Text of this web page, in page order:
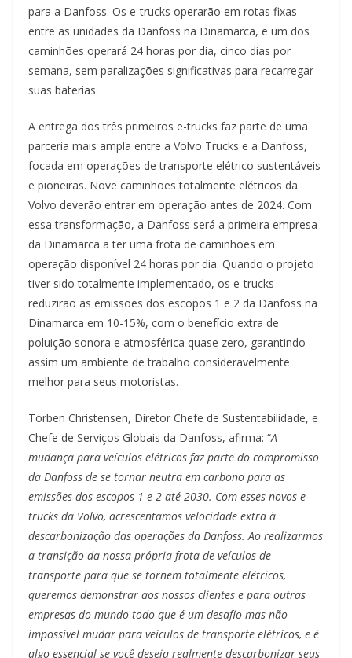
para a Danfoss. Os e-trucks operarão em rotas fixas
entre as unidades da Danfoss na Dinamarca, e um dos
caminhões operará 24 horas por dia, cinco dias por
semana, sem paralizações significativas para recarregar
suas baterias.
A entrega dos três primeiros e-trucks faz parte de uma
parceria mais ampla entre a Volvo Trucks e a Danfoss,
focada em operações de transporte elétrico sustentáveis
e pioneiras. Nove caminhões totalmente elétricos da
Volvo deverão entrar em operação antes de 2024. Com
essa transformação, a Danfoss será a primeira empresa
da Dinamarca a ter uma frota de caminhões em
operação disponível 24 horas por dia. Quando o projeto
tiver sido totalmente implementado, os e-trucks
reduzirão as emissões dos escopos 1 e 2 da Danfoss na
Dinamarca em 10-15%, com o benefício extra de
poluição sonora e atmosférica quase zero, garantindo
assim um ambiente de trabalho consideravelmente
melhor para seus motoristas.
Torben Christensen, Diretor Chefe de Sustentabilidade, e
Chefe de Serviços Globais da Danfoss, afirma: “A
mudança para veículos elétricos faz parte do compromisso
da Danfoss de se tornar neutra em carbono para as
emissões dos escopos 1 e 2 até 2030. Com esses novos e-
trucks da Volvo, acrescentamos velocidade extra à
descarbonização das operações da Danfoss. Ao realizarmos
a transição da nossa própria frota de veículos de
transporte para que se tornem totalmente elétricos,
queremos demonstrar aos nossos clientes e para outras
empresas do mundo todo que é um desafio mas não
impossível mudar para veículos de transporte elétricos, e é
algo essencial se você deseja realmente descarbonizar seus